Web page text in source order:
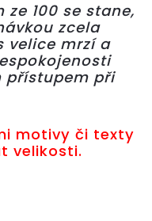
100 se stane,
zcela
velice mrzí a
přístupem při
motivy či texty
velikosti.